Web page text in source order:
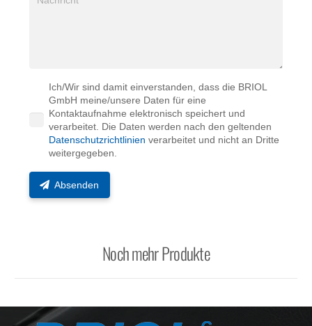
Ich/Wir sind damit einverstanden, dass die BRIOL
GmbH meine/unsere Daten für eine
Kontaktaufnahme elektronisch speichert und
verarbeitet. Die Daten werden nach den geltenden
Datenschutzrichtlinien verarbeitet und nicht an Dritte
weitergegeben.
Absenden
Noch mehr Produkte
STREUFLÜGEL RECHTS, PASSEND Z.B. FÜR